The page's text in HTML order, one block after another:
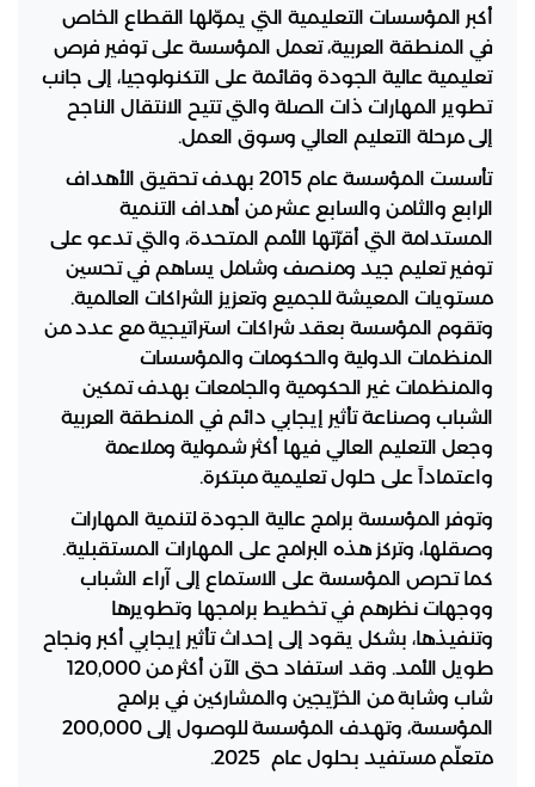
أكبر المؤسسات التعليمية التي يموّلها القطاع الخاص
في المنطقة العربية، تعمل المؤسسة على توفير فرص
تعليمية عالية الجودة وقائمة على التكنولوجيا، إلى جانب
تطوير المهارات ذات الصلة والتي تتيح الانتقال الناجح
إلى مرحلة التعليم العالي وسوق العمل.
تأسست المؤسسة عام 2015 بهدف تحقيق الأهداف
الرابع والثامن والسابع عشر من أهداف التنمية
المستدامة التي أقرّتها الأمم المتحدة، والتي تدعو على
توفير تعليم جيد ومنصف وشامل يساهم في تحسين
مستويات المعيشة للجميع وتعزيز الشراكات العالمية.
وتقوم المؤسسة بعقد شراكات استراتيجية مع عدد من
المنظمات الدولية والحكومات والمؤسسات
والمنظمات غير الحكومية والجامعات بهدف تمكين
الشباب وصناعة تأثير إيجابي دائم في المنطقة العربية
وجعل التعليم العالي فيها أكثر شمولية وملاءمة
واعتماداً على حلول تعليمية مبتكرة.
وتوفر المؤسسة برامج عالية الجودة لتنمية المهارات
وصقلها، وتركز هذه البرامج على المهارات المستقبلية.
كما تحرص المؤسسة على الاستماع إلى آراء الشباب
ووجهات نظرهم في تخطيط برامجها وتطويرها
وتنفيذها، بشكل يقود إلى إحداث تأثير إيجابي أكبر ونجاح
طويل الأمد. وقد استفاد حتى الآن أكثر من 120,000
شاب وشابة من الخرّيجين والمشاركين في برامج
المؤسسة، وتهدف المؤسسة للوصول إلى 200,000
متعلّم مستفيد بحلول عام 2025.